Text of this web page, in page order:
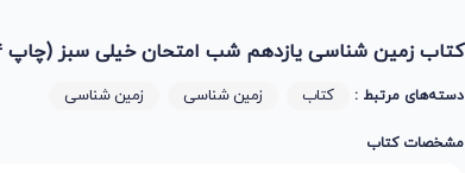
کتاب زمین شناسی یازدهم شب امتحان خیلی سبز (چاپ 1404)
دسته‌های مرتبط : کتاب زمین شناسی زمین شناسی
مشخصات کتاب